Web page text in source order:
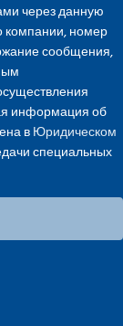
через данную
номер
сообщения,
информация об
вЮридическом
специальных